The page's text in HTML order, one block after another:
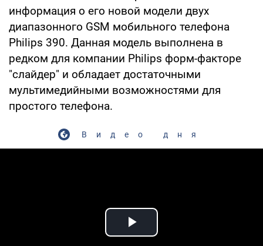
информация о его новой модели двух
диапазонного GSM мобильного телефона
Philips 390. Данная модель выполнена в
редком для компании Philips форм-факторе
"слайдер" и обладает достаточными
мультимедийными возможностями для
простого телефона.
Видео дня
Play Video